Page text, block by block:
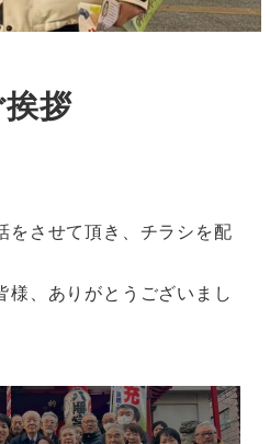
拶
をさせて頂き、チラシを配
様、ありがとうございまし